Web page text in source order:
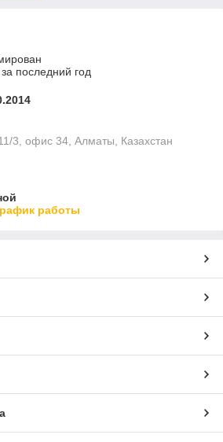
последний год
3, офис 34, Алматы, Казахстан
работы